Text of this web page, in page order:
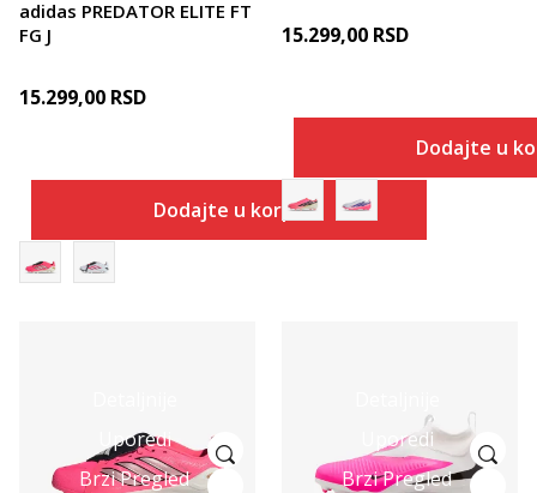
adidas PREDATOR ELITE FT
FG J
15.299,00 RSD
Dodajte u korpu
15.299,00 RSD
Dodajte u
Uporedi
Brzi Pregled
Uporedi
Brzi Pregled